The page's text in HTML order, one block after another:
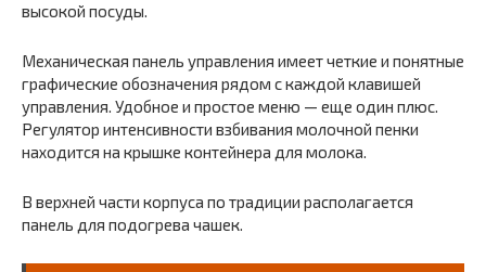
высокой посуды.
Механическая панель управления имеет четкие и понятные
графические обозначения рядом с каждой клавишей
управления. Удобное и простое меню — еще один плюс.
Регулятор интенсивности взбивания молочной пенки
находится на крышке контейнера для молока.
В верхней части корпуса по традиции располагается
панель для подогрева чашек.